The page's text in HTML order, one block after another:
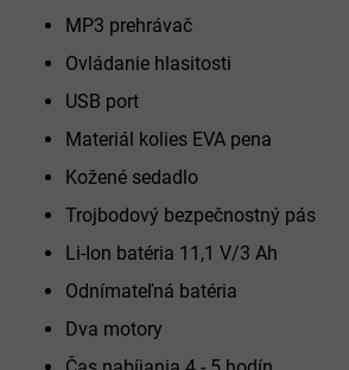
MP3 prehrávač
Ovládanie hlasitosti
USB port
Materiál kolies EVA pena
Kožené sedadlo
Trojbodový bezpečnostný pás
Li-Ion batéria 11,1 V/3 Ah
Odnímateľná batéria
Dva motory